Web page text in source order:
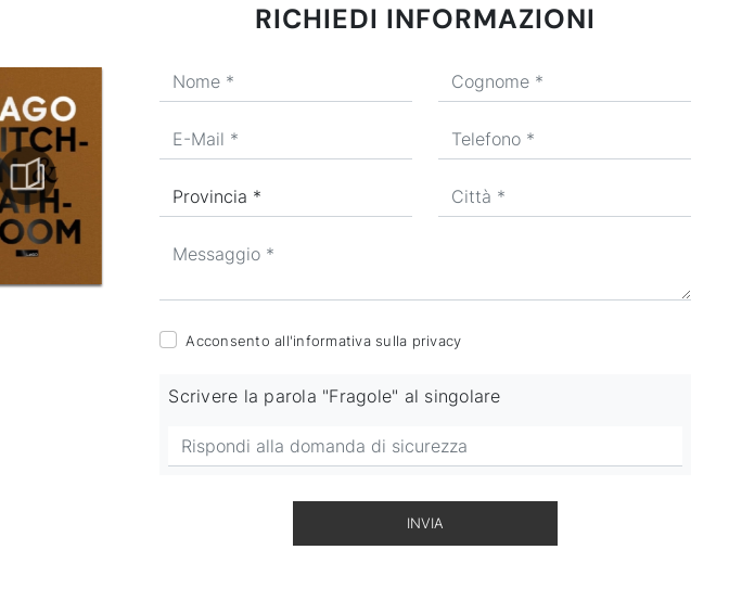
RICHIEDI INFORMAZIONI
Acconsento all'informativa sulla privacy
Scrivere la parola "Fragole" al singolare
INVIA